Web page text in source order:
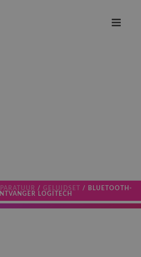
/ GELUIDSET
/ BLUETOOTH-
LOGITECH